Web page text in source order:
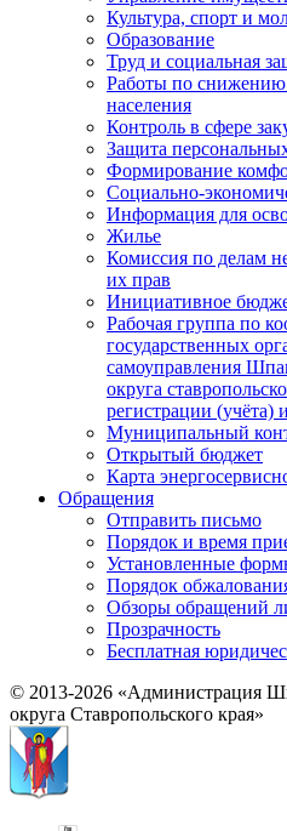
Культура, спорт и
Образование
Труд и социальная
Работы по снижению
населения
Контроль в сфере
Защита
Формирование
Социально-
Информация для
Жилье
Комиссия по делам
их прав
Инициативное
Рабочая группа по
государственных
самоуправления
округа
регистрации (учёта)
Муниципальный
Открытый бюджет
Карта
Обращения
Отправить письмо
Порядок и время
Установленные
Порядок
Обзоры обращений
Прозрачность
Бесплатная
© 2013-2026 «Администрация
округа Ставропольского края»